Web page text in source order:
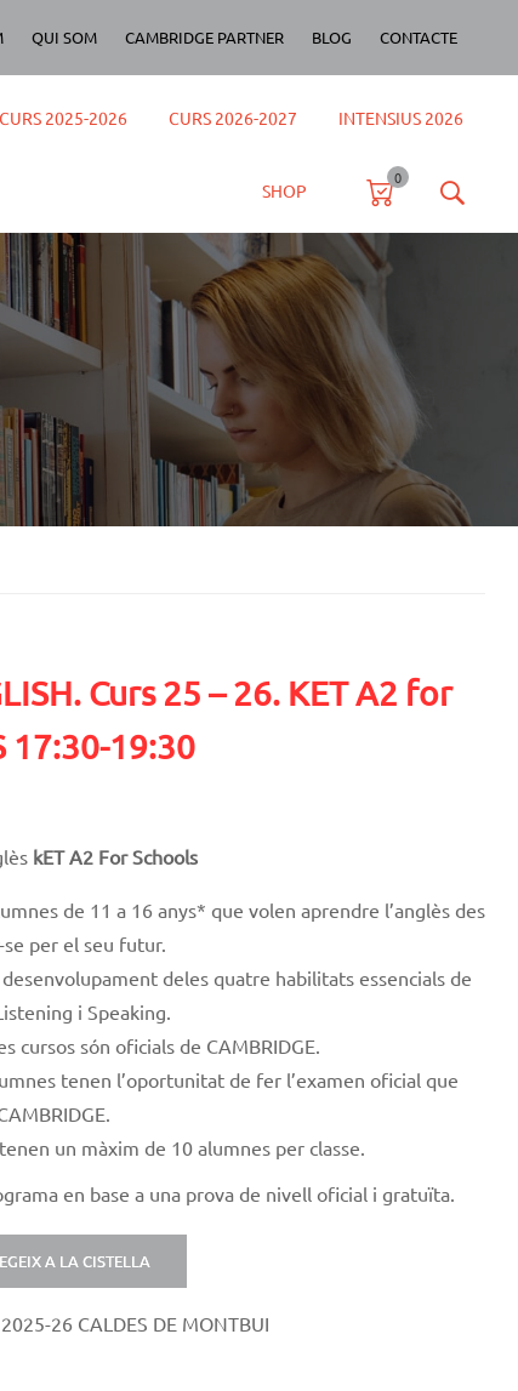
QUI SOM CAMBRIDGE PARTNER BLOG CONTACTE
CURS 2025-2026 CURS 2026-2027 INTENSIUS 2026
SHOP
0
Curs 25 – 26. KET A2 for
17:30-19:30
kET A2 For Schools
de 11 a 16 anys* que volen aprendre l’anglès des
per el seu futur.
deles quatre habilitats essencials de
i Speaking.
cursos són oficials de CAMBRIDGE.
tenen l’oportunitat de fer l’examen oficial que
un màxim de 10 alumnes per classe.
en base a una prova de nivell oficial i gratuïta.
A LA CISTELLA
26 CALDES DE MONTBUI